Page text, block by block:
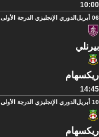
10:00
06 أبريل الدوري الإنجليزي الدرجة الأولى
بيرنلي
ريكسهام
14:45
10 أبريل الدوري الإنجليزي الدرجة الأولى
ريكسهام